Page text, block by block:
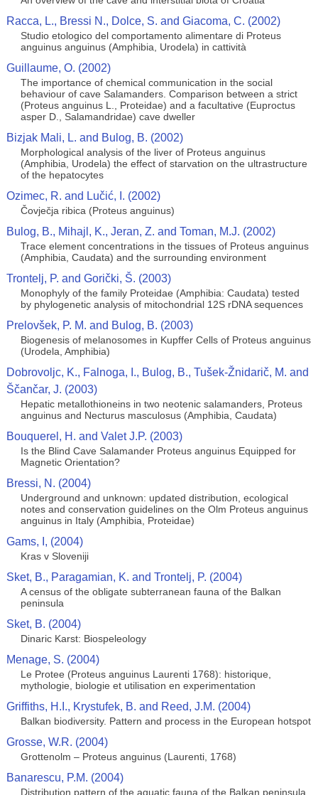
Racca, L., Bressi N., Dolce, S. and Giacoma, C. (2002)
Studio etologico del comportamento alimentare di Proteus
anguinus anguinus (Amphibia, Urodela) in cattività
Guillaume, O. (2002)
The importance of chemical communication in the social
behaviour of cave Salamanders. Comparison between a strict
(Proteus anguinus L., Proteidae) and a facultative (Euproctus
asper D., Salamandridae) cave dweller
Bizjak Mali, L. and Bulog, B. (2002)
Morphological analysis of the liver of Proteus anguinus
(Amphibia, Urodela) the effect of starvation on the ultrastructure
of the hepatocytes
Ozimec, R. and Lučić, I. (2002)
Čovječja ribica (Proteus anguinus)
Bulog, B., Mihajl, K., Jeran, Z. and Toman, M.J. (2002)
Trace element concentrations in the tissues of Proteus anguinus
(Amphibia, Caudata) and the surrounding environment
Trontelj, P. and Gorički, Š. (2003)
Monophyly of the family Proteidae (Amphibia: Caudata) tested
by phylogenetic analysis of mitochondrial 12S rDNA sequences
Prelovšek, P. M. and Bulog, B. (2003)
Biogenesis of melanosomes in Kupffer Cells of Proteus anguinus
(Urodela, Amphibia)
Dobrovoljc, K., Falnoga, I., Bulog, B., Tušek-Žnidarič, M. and
Ščančar, J. (2003)
Hepatic metallothioneins in two neotenic salamanders, Proteus
anguinus and Necturus masculosus (Amphibia, Caudata)
Bouquerel, H. and Valet J.P. (2003)
Is the Blind Cave Salamander Proteus anguinus Equipped for
Magnetic Orientation?
Bressi, N. (2004)
Underground and unknown: updated distribution, ecological
notes and conservation guidelines on the Olm Proteus anguinus
anguinus in Italy (Amphibia, Proteidae)
Gams, I, (2004)
Kras v Sloveniji
Sket, B., Paragamian, K. and Trontelj, P. (2004)
A census of the obligate subterranean fauna of the Balkan
peninsula
Sket, B. (2004)
Dinaric Karst: Biospeleology
Menage, S. (2004)
Le Protee (Proteus anguinus Laurenti 1768): historique,
mythologie, biologie et utilisation en experimentation
Griffiths, H.I., Krystufek, B. and Reed, J.M. (2004)
Balkan biodiversity. Pattern and process in the European hotspot
Grosse, W.R. (2004)
Grottenolm – Proteus anguinus (Laurenti, 1768)
Banarescu, P.M. (2004)
Distribution pattern of the aquatic fauna of the Balkan peninsula